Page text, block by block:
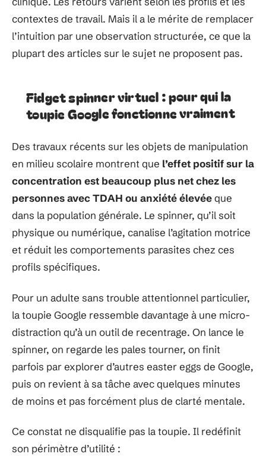
contextes de travail. Mais il a le mérite de remplacer
l’intuition par une observation structurée, ce que la
plupart des articles sur le sujet ne proposent pas.
Fidget spinner virtuel : pour qui la
toupie Google fonctionne vraiment
Des travaux récents sur les objets de manipulation
en milieu scolaire montrent que l’effet positif sur la
concentration est beaucoup plus net chez les
personnes avec TDAH ou anxiété élevéeque
dans la population générale. Le spinner, qu’il soit
physique ou numérique, canalise l’agitation motrice
et réduit les comportements parasites chez ces
profils spécifiques.
Pour un adulte sans trouble attentionnel particulier,
la toupie Google ressemble davantage à une micro-
distraction qu’à un outil de recentrage. On lance le
spinner, on regarde les pales tourner, on finit
parfois par explorer d’autres easter eggs de Google,
puis on revient à sa tâche avec quelques minutes
de moins et pas forcément plus de clarté mentale.
Ce constat ne disqualifie pas la toupie. Il redéfinit
son périmètre d’utilité :